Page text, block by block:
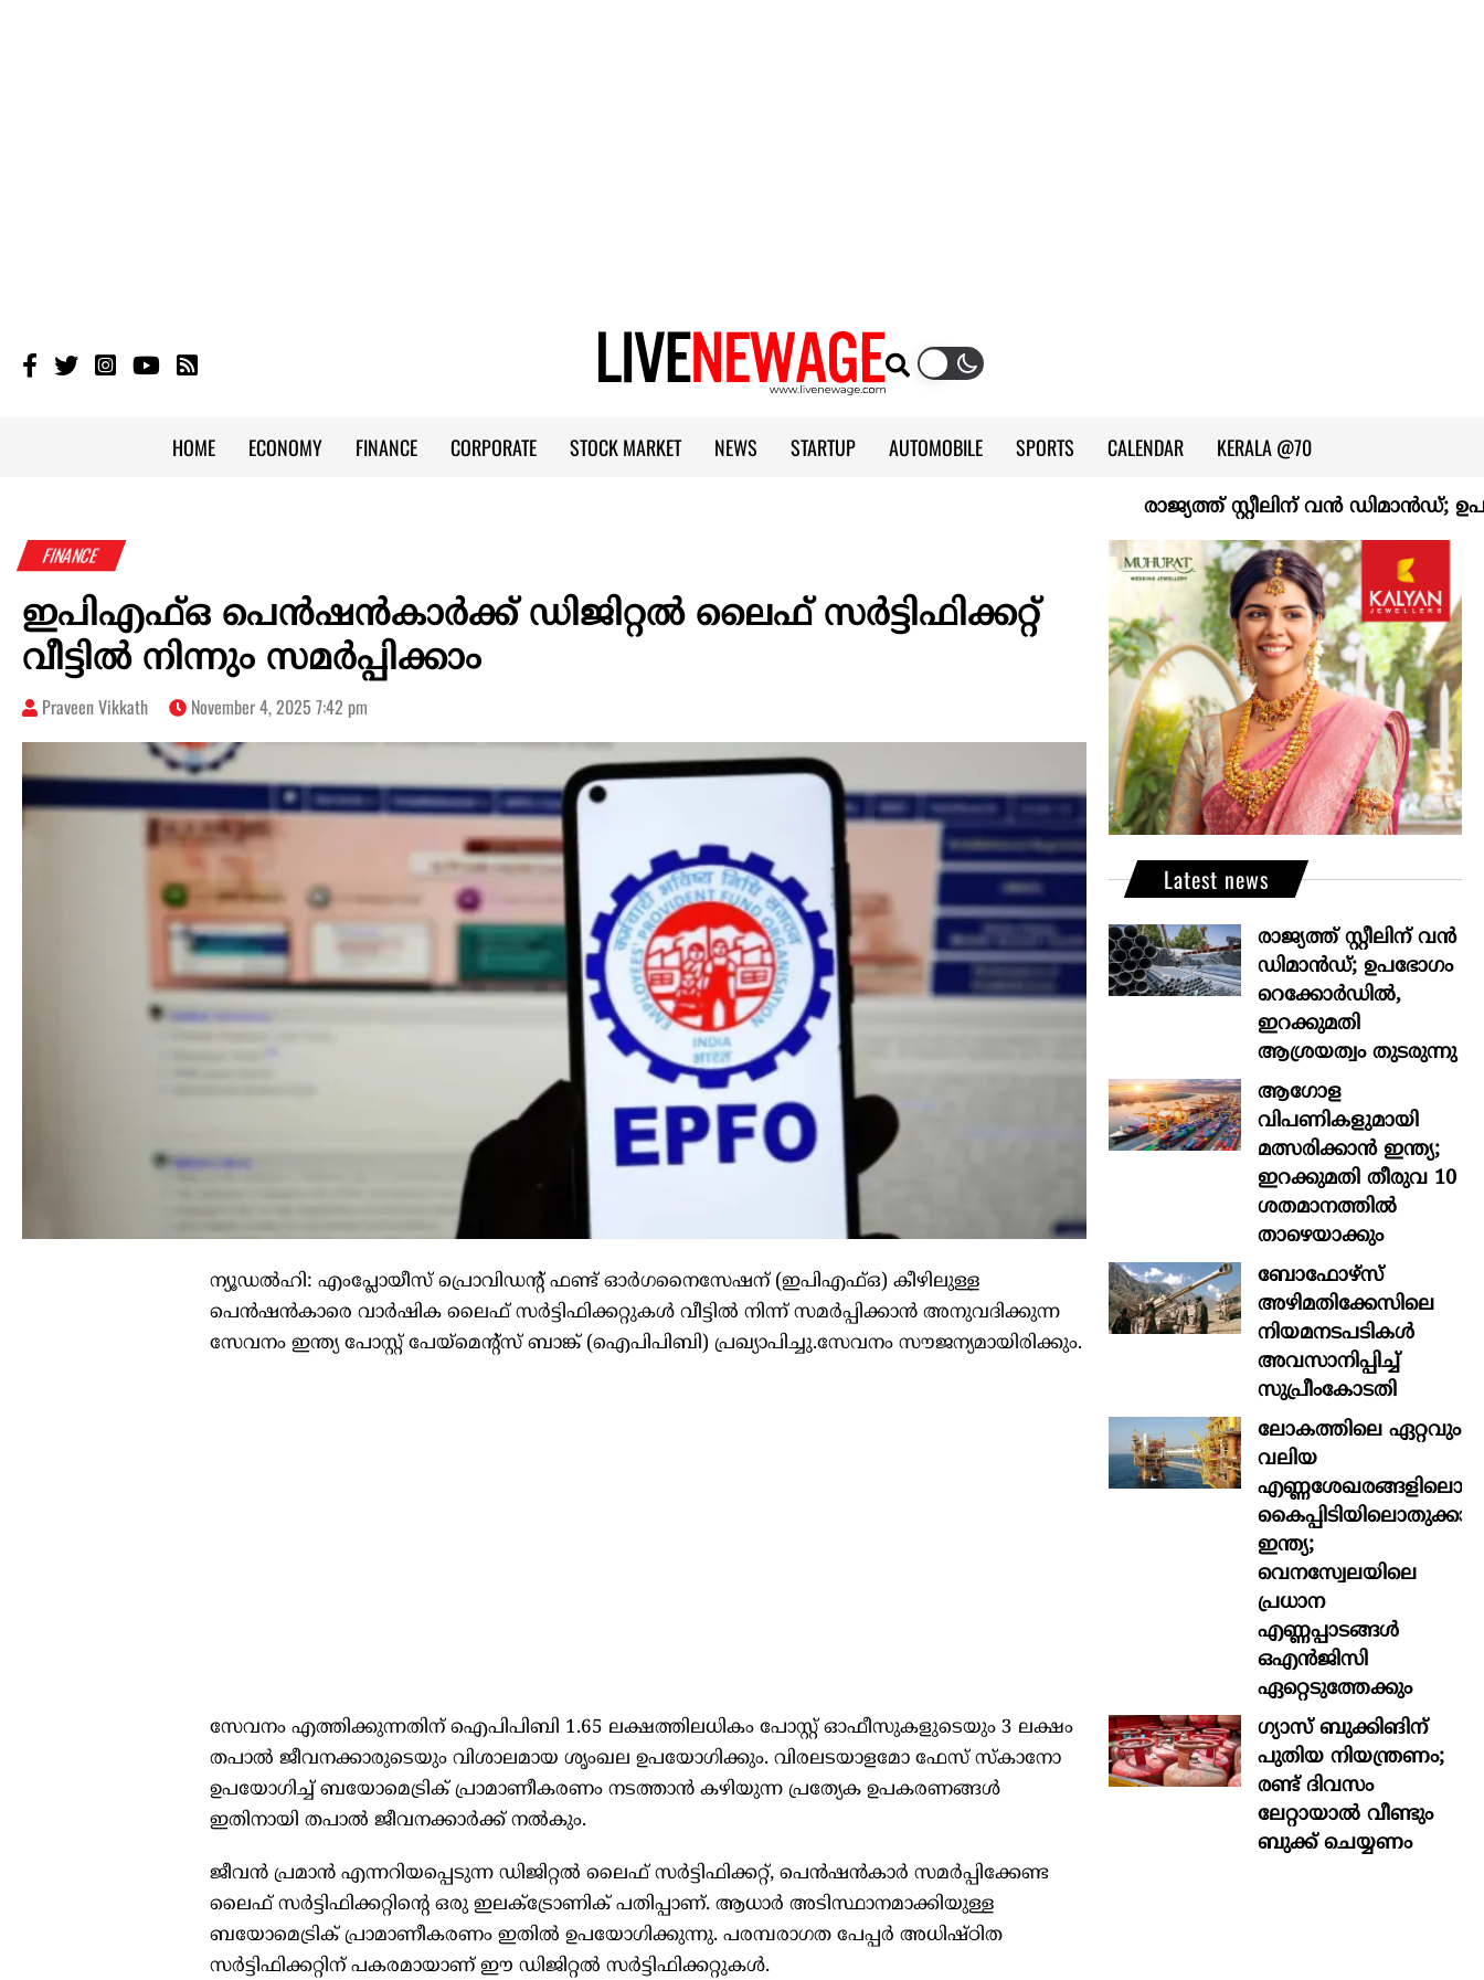
HOME ECONOMY FINANCE CORPORATE STOCK MARKET NEWS STARTUP AUTOMOBILE SPORTS CALENDAR KERALA @70
രാജ്യത്ത് സ്റ്റീലിന് വൻ ഡിമാൻഡ്;
FINANCE
ഇപിഎഫ്ഒ പെന്‍ഷന്‍കാര്‍ക്ക് ഡിജിറ്റല്‍ ലൈഫ് സര്‍ട്ടിഫിക്കറ്റ്
വീട്ടില്‍ നിന്നും സമര്‍പ്പിക്കാം
Praveen Vikkath November 4, 2025 7:42 pm
ന്യൂഡല്‍ഹി: എംപ്ലോയീസ് പ്രൊവിഡന്റ് ഫണ്ട് ഓര്‍ഗനൈസേഷന് (ഇപിഎഫ്ഒ) കീഴിലുള്ള
പെന്‍ഷന്‍കാരെ വാര്‍ഷിക ലൈഫ് സര്‍ട്ടിഫിക്കറ്റുകള്‍ വീട്ടില്‍ നിന്ന് സമര്‍പ്പിക്കാന്‍ അനുവദിക്കുന്ന
സേവനം ഇന്ത്യ പോസ്റ്റ് പേയ്‌മെന്റ്സ് ബാങ്ക് (ഐപിപിബി) പ്രഖ്യാപിച്ചു.സേവനം സൗജന്യമായിരിക്കും.
സേവനം എത്തിക്കുന്നതിന് ഐപിപിബി 1.65 ലക്ഷത്തിലധികം പോസ്റ്റ് ഓഫീസുകളുടെയും 3 ലക്ഷം
തപാല്‍ ജീവനക്കാരുടെയും വിശാലമായ ശൃംഖല ഉപയോഗിക്കും. വിരലടയാളമോ ഫേസ് സ്‌കാനോ
ഉപയോഗിച്ച് ബയോമെട്രിക് പ്രാമാണീകരണം നടത്താന്‍ കഴിയുന്ന പ്രത്യേക ഉപകരണങ്ങള്‍
ഇതിനായി തപാല്‍ ജീവനക്കാര്‍ക്ക് നല്‍കും.
ജീവന്‍ പ്രമാന്‍ എന്നറിയപ്പെടുന്ന ഡിജിറ്റല്‍ ലൈഫ് സര്‍ട്ടിഫിക്കറ്റ്, പെന്‍ഷന്‍കാര്‍ സമര്‍പ്പിക്കേണ്ട
ലൈഫ് സര്‍ട്ടിഫിക്കറ്റിന്റെ ഒരു ഇലക്ട്രോണിക് പതിപ്പാണ്. ആധാര്‍ അടിസ്ഥാനമാക്കിയുള്ള
ബയോമെട്രിക് പ്രാമാണീകരണം ഇതില്‍ ഉപയോഗിക്കുന്നു. പരമ്പരാഗത പേപ്പര്‍ അധിഷ്ഠിത
സര്‍ട്ടിഫിക്കറ്റിന് പകരമായാണ് ഈ ഡിജിറ്റല്‍ സര്‍ട്ടിഫിക്കറ്റുകള്‍.
Latest news
രാജ്യത്ത് സ്റ്റീലിന് വൻ
ഡിമാൻഡ്; ഉപഭോഗം
റെക്കോർഡിൽ,
ഇറക്കുമതി
ആശ്രയത്വം തുടരുന്നു
ആഗോള
വിപണികളുമായി
മത്സരിക്കാൻ ഇന്ത്യ;
ഇറക്കുമതി തീരുവ 10
ശതമാനത്തിൽ
താഴെയാക്കും
ബോഫോഴ്‌സ്
അഴിമതിക്കേസിലെ
നിയമനടപടികൾ
അവസാനിപ്പിച്ച്
സുപ്രീംകോടതി
ലോകത്തിലെ ഏറ്റവും
വലിയ
ഇന്ത്യ;
വെനസ്വേലയിലെ
പ്രധാന
എണ്ണപ്പാടങ്ങള്‍
ഒഎന്‍ജിസി
ഏറ്റെടുത്തേക്കും
ഗ്യാസ് ബുക്കിങിന്
പുതിയ നിയന്ത്രണം;
രണ്ട് ദിവസം
ലേറ്റായാൽ വീണ്ടും
ബുക്ക് ചെയ്യണം